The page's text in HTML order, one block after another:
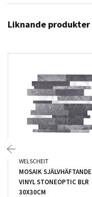
Liknande produkter
WELSCHEIT
MOSAIK SJÄLVHÄFTANDE
VINYL STONEOPTIC BLR
30X30CM